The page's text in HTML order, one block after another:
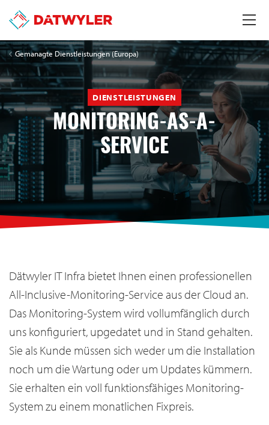
Gemanagte Dienstleistungen (Europa)
DIENSTLEISTUNGEN
MONITORING-AS-A-
SERVICE
Dätwyler IT Infra bietet Ihnen einen professionellen
All-Inclusive-Monitoring-Service aus der Cloud an.
Das Monitoring-System wird vollumfänglich durch
uns konfiguriert, upgedatet und in Stand gehalten.
Sie als Kunde müssen sich weder um die Installation
noch um die Wartung oder um Updates kümmern.
Sie erhalten ein voll funktionsfähiges Monitoring-
System zu einem monatlichen Fixpreis.